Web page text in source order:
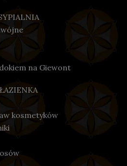
na Giewont
ŁAZIENKA
kosmetyków